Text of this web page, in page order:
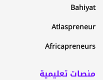
Bahiyat
Atlaspreneur
Africapreneurs
منصات تعليمية